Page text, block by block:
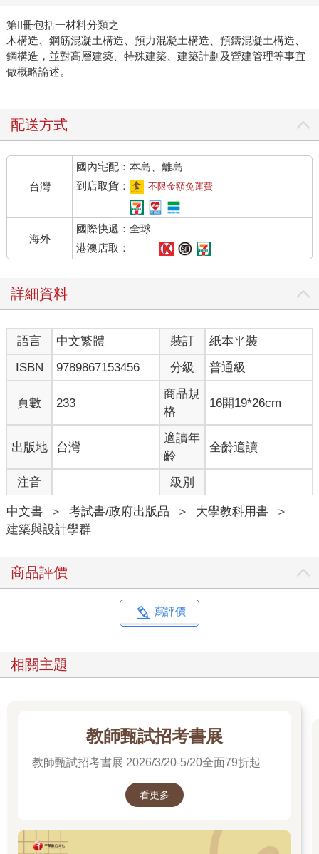
第II冊包括一材料分類之
木構造、鋼筋混凝土構造、預力混凝土構造、預鑄混凝土構造、
鋼構造，並對高層建築、特殊建築、建築計劃及營建管理等事宜
做概略論述。
配送方式
台灣
國內宅配：本島、離島
到店取貨：
不限金額免運費
海外
國際快遞：全球
港澳店取：
詳細資料
語言 中文繁體 裝訂
紙本平裝
ISBN
9789867153456 分級 普通級
頁數 233
商品規
格
16開19*26cm
出版地 台灣
適讀年
齡
全齡適讀
注音 級別
中文書 ＞ 考試書/政府出版品 ＞ 大學教科用書
＞
建築與設計學群
商品評價
寫評價
相關主題
教師甄試招考書展
教師甄試招考書展 2026/3/20-5/20全面79折起
看更多